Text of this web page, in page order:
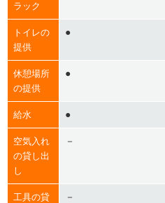
ラック
トイレの
提供
●
休憩場所
の提供
●
給水 ●
空気入れ
の貸し出
し
－
工具の貸
－